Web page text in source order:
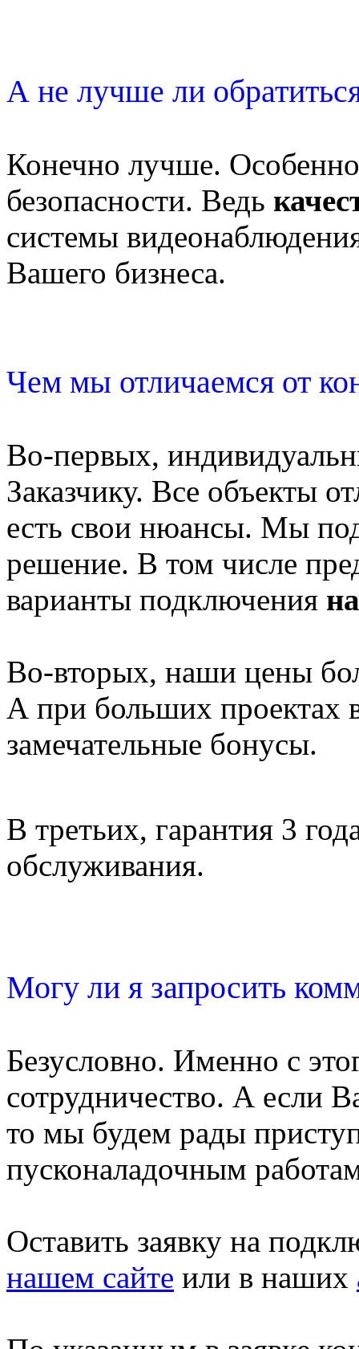
А не лучше ли
Конечно лучше.
безопасности. Ведь
системы
Вашего бизнеса.
Чем мы отличаемся от
Во-первых,
Заказчику. Все объекты
есть свои нюансы. Мы
решение. В том числе
варианты подключения
Во-вторых, наши цены
А при больших проектах
замечательные бонусы.
В третьих, гарантия 3
обслуживания.
Могу ли я запросить
Безусловно. Именно с
сотрудничество. А если
то мы будем рады
пусконаладочным
Оставить заявку на
нашем сайте или в наших